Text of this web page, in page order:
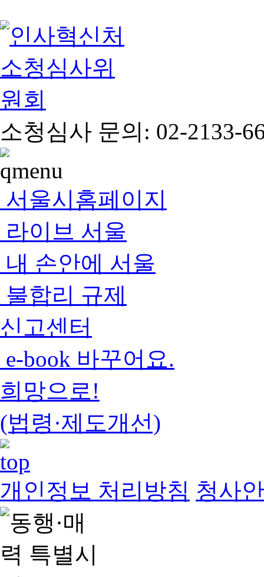
소청심사 문의: 02-2133-
서울시홈페이지
라이브 서울
내 손안에 서울
불합리 규제
신고센터
e-book 바꾸어요.
희망으로!
(법령·제도개선)
개인정보 처리방침 청사